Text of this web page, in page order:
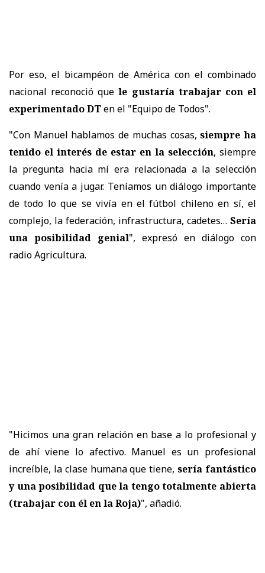
Por eso, el bicampéon de América con el combinado
nacional reconoció quele gustaría trabajar con el
experimentado DTen el "Equipo de Todos".
"Con Manuel hablamos de muchas cosas,siempre ha
tenido el interés de estar en la selección, siempre
la pregunta hacia mí era relacionada a la selección
cuando venía a jugar. Teníamos un diálogo importante
de todo lo que se vivía en el fútbol chileno en sí, el
complejo, la federación, infrastructura, cadetes… Sería
una posibilidad genial", expresó en diálogo con
radio Agricultura.
"Hicimos una gran relación en base a lo profesional y
de ahí viene lo afectivo. Manuel es un profesional
increíble, la clase humana que tiene,sería fantástico
y una posibilidad que la tengo totalmente abierta
(trabajar con él en la Roja)", añadió.